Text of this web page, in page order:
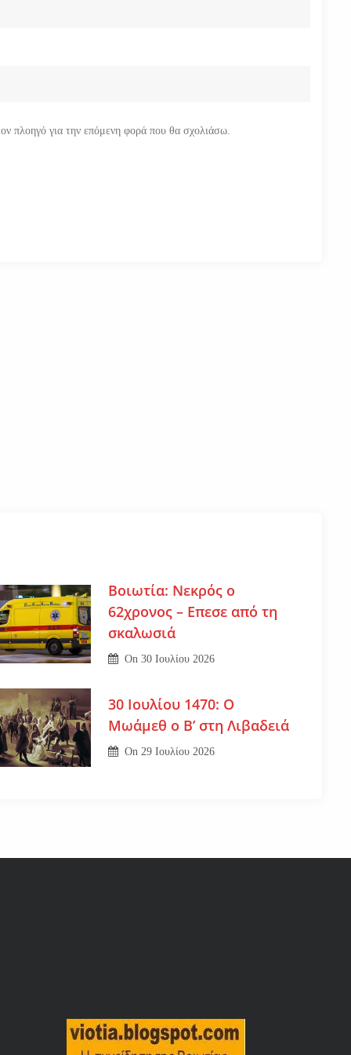
πλοηγό για την επόμενη φορά που θα σχολιάσω.
Βοιωτία: Νεκρός ο
62χρονος – Επεσε από τη
σκαλωσιά
On30 Ιουλίου 2026
30 Ιουλίου 1470: Ο
Μωάμεθ ο Β’ στη Λιβαδειά
On29 Ιουλίου 2026